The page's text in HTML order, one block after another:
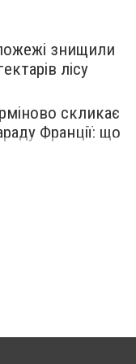
знищили
лісу
скликає
Франції: що